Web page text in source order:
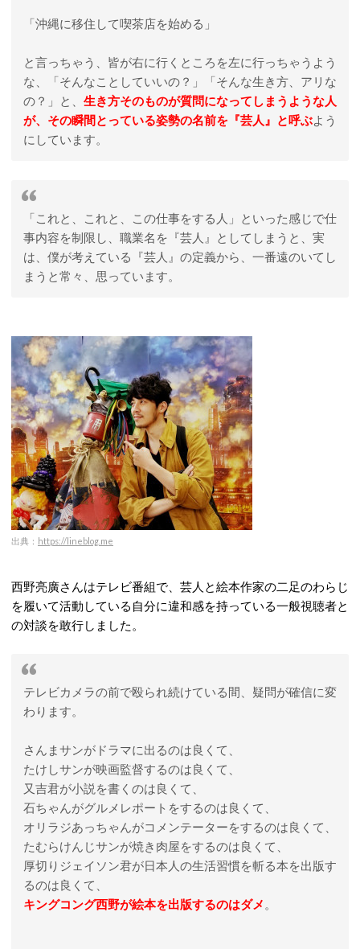
「沖縄に移住して喫茶店を始める」
と言っちゃう、皆が右に行くところを左に行っちゃうよう
な、「そんなことしていいの？」「そんな生き方、アリな
の？」と、 生き方そのものが質問になってしまうような人
が、その瞬間とっている姿勢の名前を『芸人』と呼ぶよう
にしています。
「これと、これと、この仕事をする人」といった感じで仕
事内容を制限し、職業名を『芸人』としてしまうと、実
は、僕が考えている『芸人』の定義から、一番遠のいてし
まうと常々、思っています。
出典： https://lineblog.me
西野亮廣さんはテレビ番組で、芸人と絵本作家の二足のわらじ
を履いて活動している自分に違和感を持っている一般視聴者と
の対談を敢行しました。
テレビカメラの前で殴られ続けている間、疑問が確信に変
わります。
さんまサンがドラマに出るのは良くて、
たけしサンが映画監督するのは良くて、
又吉君が小説を書くのは良くて、
石ちゃんがグルメレポートをするのは良くて、
オリラジあっちゃんがコメンテーターをするのは良くて、
たむらけんじサンが焼き肉屋をするのは良くて、
厚切りジェイソン君が日本人の生活習慣を斬る本を出版す
るのは良くて、
キングコング西野が絵本を出版するのはダメ 。